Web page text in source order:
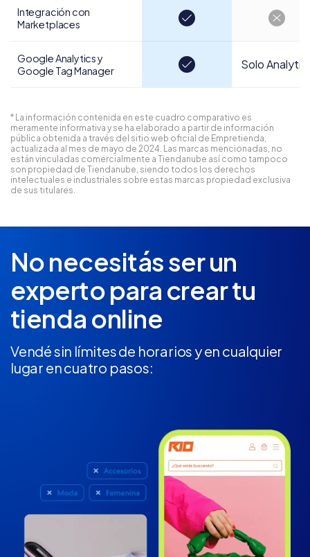
Integración con
Marketplaces
Google Analytics y
Google Tag Manager
Solo
* La información contenida en este cuadro comparativo es
meramente informativa y se ha elaborado a partir de información
pública obtenida a través del sitio web oficial de Empretienda,
actualizada al mes de mayo de 2024. Las marcas mencionadas, no
están vinculadas comercialmente a Tiendanube así como tampoco
son propiedad de Tiendanube, siendo todos los derechos
intelectuales e industriales sobre estas marcas propiedad exclusiva
de sus titulares.
No necesitás ser un
expertopara crear tu
tienda online
Vendé sin límites de horarios y en cualquier
lugar en cuatro pasos: